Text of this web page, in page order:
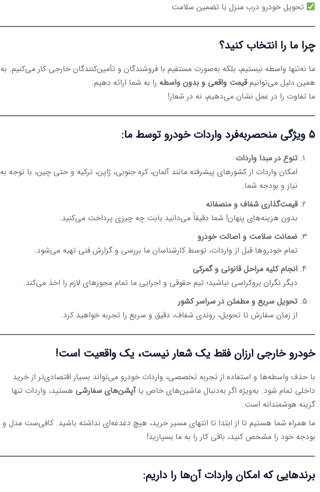
تحویل خودرو درب منزل با تضمین سلامت
چرا ما را انتخاب کنید؟
ما نه‌تنها واسطه نیستیم، بلکه به‌صورت مستقیم با فروشندگان و تأمین‌کنندگان خارجی کار می‌کنیم. به
همین دلیل می‌توانیمقیمت واقعی و بدون واسطه را به شما ارائه دهیم.
ما تفاوت را در عمل نشان می‌دهیم، نه در شعار!
۵ ویژگی منحصربه‌فرد واردات خودرو توسط ما:
تنوع در مبدا واردات
امکان واردات از کشورهای پیشرفته مانند آلمان، کره جنوبی، ژاپن، ترکیه و حتی چین، با توجه به
نیاز و بودجه شما.
قیمت‌گذاری شفاف و منصفانه
بدون هزینه‌های پنهان! شما دقیقاً می‌دانید بابت چه چیزی پرداخت می‌کنید.
ضمانت سلامت و اصالت خودرو
تمام خودروها قبل از واردات، توسط کارشناسان ما بررسی و گزارش فنی تهیه می‌شود.
انجام کلیه مراحل قانونی و گمرکی
دیگر نگران بروکراسی نباشید؛ تیم حقوقی و اجرایی ما تمام مجوزهای لازم را اخذ می‌کند.
تحویل سریع و مطمئن در سراسر کشور
از زمان سفارش تا تحویل، روندی شفاف، دقیق و سریع را تجربه خواهید کرد.
خودرو خارجی ارزان فقط یک شعار نیست، یک واقعیت است!
با حذف واسطه‌ها و استفاده از تجربه تخصصی، واردات خودرو می‌تواند بسیار اقتصادی‌تر از خرید
داخلی تمام شود. به‌ویژه اگر به‌دنبال ماشین‌های خاص یاآپشن‌های سفارشی هستید، واردات تنها
گزینه هوشمندانه است.
ما همراه شما هستیم تا از ابتدا تا انتهای مسیر خرید، هیچ دغدغه‌ای نداشته باشید. کافی‌ست مدل و
بودجه خود را مشخص کنید، باقی کار را به ما بسپارید!
برندهایی که امکان واردات آن‌ها را داریم: